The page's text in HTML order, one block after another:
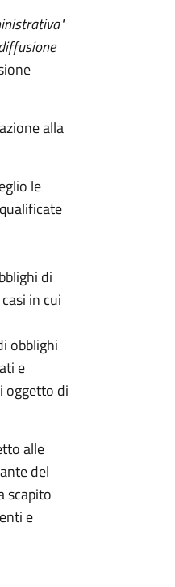
alla
le
di
in cui
obblighi
e
oggetto di
alle
del
scapito
e